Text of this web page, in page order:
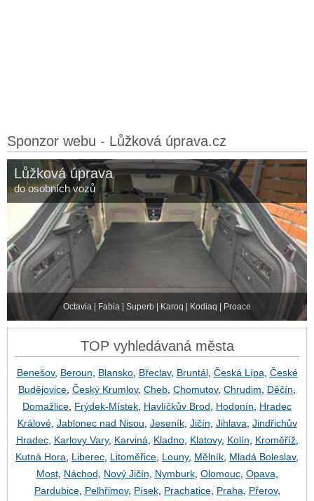
Sponzor webu - Lůžková úprava.cz
Lůžková úprava
do osobních vozů
Octavia | Fabia | Superb | Karoq | Kodiaq | Proace
TOP vyhledávaná města
Benešov, Beroun Blansko, Břeclav, Bruntál, Česká Lípa České
Budějovice Český Krumlov, Cheb Chomutov, Chrudim Děčín
Domažlice Frýdek-Místek Havlíčkův Brod Hodonín
Hradec
Králové, Jablonec nad Nisou Jeseník, Jičín Jihlava Jindřichův
Hradec, Karlovy Vary, Karviná Kladno, Klatovy, Kolín Kroměříž,
Kutná Hora
Liberec Litoměřice Louny, Mělník Mladá Boleslav,
Most, Náchod Nový Jičín Nymburk, Olomouc, Opava
Pardubice, Pelhřimov, Písek, Prachatice, Praha Přerov,